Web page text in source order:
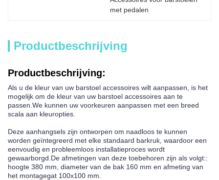
met pedalen
Productbeschrijving
Productbeschrijving:
Als u de kleur van uw barstoel accessoires wilt aanpassen, is het
mogelijk om de kleur van uw barstoel accessoires aan te
passen.We kunnen uw voorkeuren aanpassen met een breed
scala aan kleuropties.
Deze aanhangsels zijn ontworpen om naadloos te kunnen
worden geïntegreerd met elke standaard barkruk, waardoor een
eenvoudig en probleemloos installatieproces wordt
gewaarborgd.De afmetingen van deze toebehoren zijn als volgt::
hoogte 380 mm, diameter van de bak 160 mm en afmeting van
het montagegat 100x100 mm.